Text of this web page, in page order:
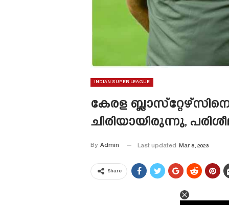
INDIAN SUPER LEAGUE
കേരള
ചിരിയായിരുന്നു,
By Admin Last updated Mar 8, 2023
Share